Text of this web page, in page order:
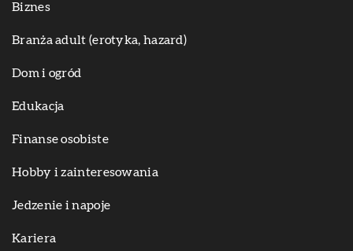
Biznes
Branża adult (erotyka, hazard)
Dom i ogród
Edukacja
Finanse osobiste
Hobby i zainteresowania
Jedzenie i napoje
Kariera